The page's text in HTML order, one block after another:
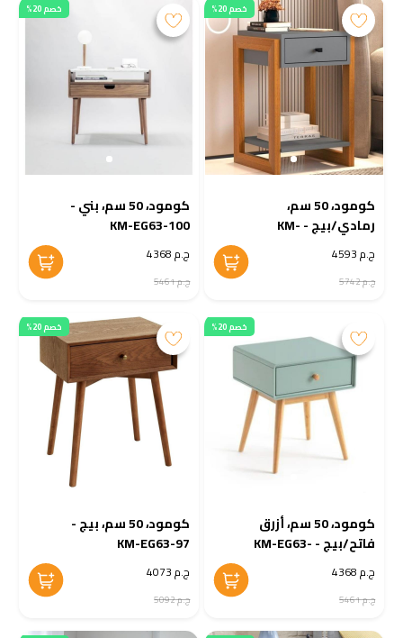
خصم 20%
كومود، 50 سم،
رمادي/بيج - KM-
EG63-101ج.م 4593
ج.م 5742
خصم 20%
كومود، 50 سم، بني -
KM-EG63-100
ج.م 4368
ج.م 5461
خصم 20%
كومود، 50 سم، أزرق
فاتح/بيج - KM-EG63-
ج.م 4368
ج.م 5461
خصم 20%
كومود، 50 سم، بيج -
KM-EG63-97
ج.م 4073
ج.م 5092